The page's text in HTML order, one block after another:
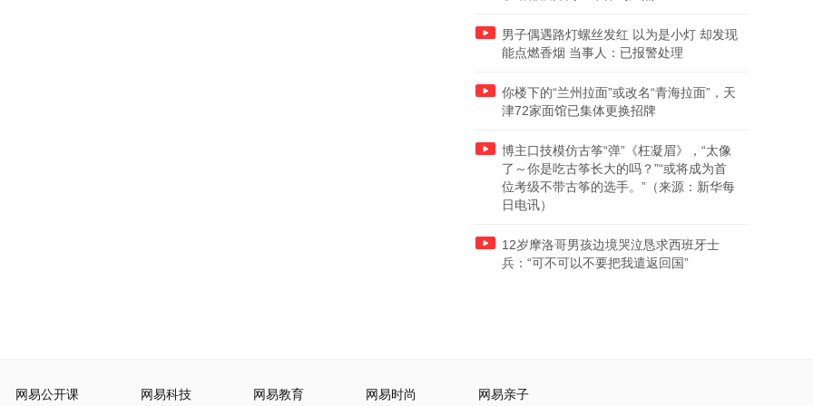
男子偶遇路灯螺丝发红 以为是小灯 却发现
能点燃香烟 当事人：已报警处理
你楼下的“兰州拉面”或改名“青海拉面”，天
津72家面馆已集体更换招牌
博主口技模仿古筝“弹”《枉凝眉》，“太像
了～你是吃古筝长大的吗？”“或将成为首
位考级不带古筝的选手。”（来源：新华每
日电讯）
12岁摩洛哥男孩边境哭泣恳求西班牙士
兵：“可不可以不要把我遣返回国”
网易公开课 网易科技 网易教育 网易时尚 网易亲子